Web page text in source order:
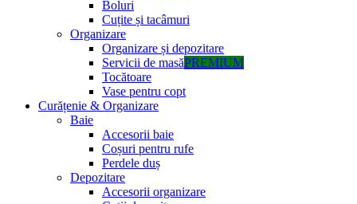
Boluri
Cuțite și tacâmuri
Organizare
Organizare și depozitare
Servicii de masăPREMIUM
Tocătoare
Vase pentru copt
Curățenie & Organizare
Baie
Accesorii baie
Coșuri pentru rufe
Perdele duș
Depozitare
Accesorii organizare